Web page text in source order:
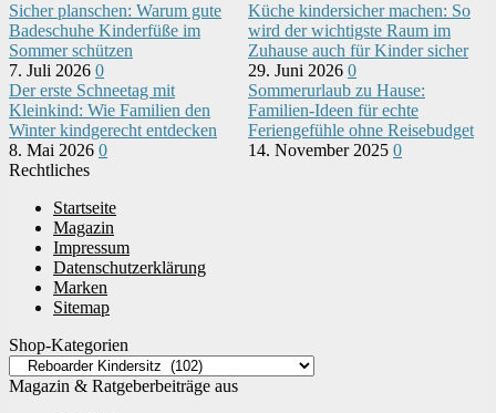
Sicher planschen: Warum gute
Badeschuhe Kinderfüße im
Sommer schützen
7. Juli 2026 0
Küche kindersicher machen: So
wird der wichtigste Raum im
Zuhause auch für Kinder sicher
29. Juni 2026 0
Der erste Schneetag mit
Kleinkind: Wie Familien den
Winter kindgerecht entdecken
8. Mai 2026 0
Sommerurlaub zu Hause:
Familien-Ideen für echte
Feriengefühle ohne Reisebudget
14. November 2025 0
Rechtliches
Startseite
Magazin
Impressum
Datenschutzerklärung
Marken
Sitemap
Shop-Kategorien
Magazin & Ratgeberbeiträge aus